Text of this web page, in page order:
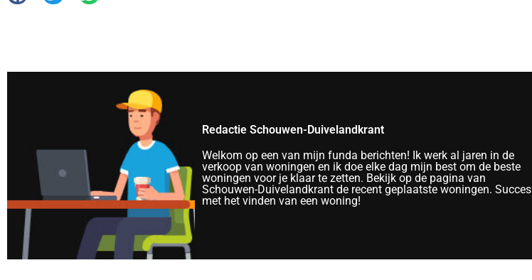
Redactie Schouwen-Duivelandkrant
Welkom op een van mijn funda berichten! Ik werk al jaren in de
verkoop van woningen en ik doe elke dag mijn best om de beste
woningen voor je klaar te zetten. Bekijk op de pagina van
Schouwen-Duivelandkrant de recent geplaatste woningen. Succes
met het vinden van een woning!